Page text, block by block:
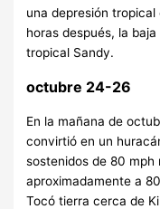
una depresión
horas después, la
tropical Sandy.
octubre 24-26
En la mañana de
convirtió en un
sostenidos de 80 mph
aproximadamente a
Tocó tierra cerca de